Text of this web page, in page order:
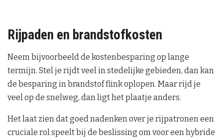
Rijpaden en brandstofkosten
Neem bijvoorbeeld de kostenbesparing op lange
termijn. Stel je rijdt veel in stedelijke gebieden, dan kan
de besparing in brandstof flink oplopen. Maar rijd je
veel op de snelweg, dan ligt het plaatje anders.
Het laat zien dat goed nadenken over je rijpatronen een
cruciale rol speelt bij de beslissing om voor een hybride